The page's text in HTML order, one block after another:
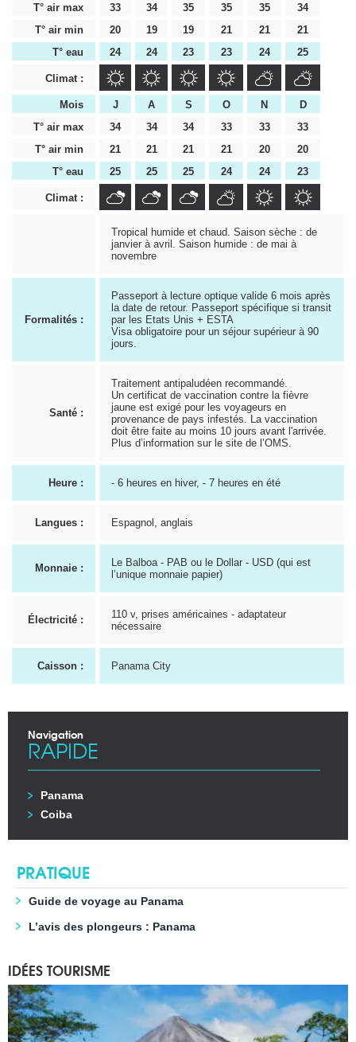
T° air max
33 34 35 35 35
34
T° air min
20 19 19 21 21
21
T° eau
24 24 23 23 24 25
Climat :
Mois J A S O N
D
T° air max
34 34 34 33 33
33
T° air min
21 21 21 21 20
20
T° eau
25 25 25 24 24 23
Climat :
Tropical humide et chaud. Saison sèche : de
janvier à avril. Saison humide : de mai à
novembre
Formalités :
Passeport à lecture optique valide 6 mois après
la date de retour. Passeport spécifique si transit
par les Etats Unis + ESTA
Visa obligatoire pour un séjour supérieur à 90
jours.
Santé :
Traitement antipaludéen recommandé.
Un certificat de vaccination contre la fièvre
jaune est exigé pour les voyageurs en
provenance de pays infestés. La vaccination
doit être faite au moins 10 jours avant l'arrivée.
Plus d’information sur le site de l’OMS.
Heure : - 6 heures en hiver, - 7 heures en été
Langues : Espagnol, anglais
Monnaie :
Le Balboa - PAB ou le Dollar - USD (qui est
l’unique monnaie papier)
Électricité :
110 v, prises américaines - adaptateur
nécessaire
Caisson : Panama City
Navigation
RAPIDE
Panama
Coiba
PRATIQUE
Guide de voyage au Panama
L’avis des plongeurs : Panama
IDÉES TOURISME